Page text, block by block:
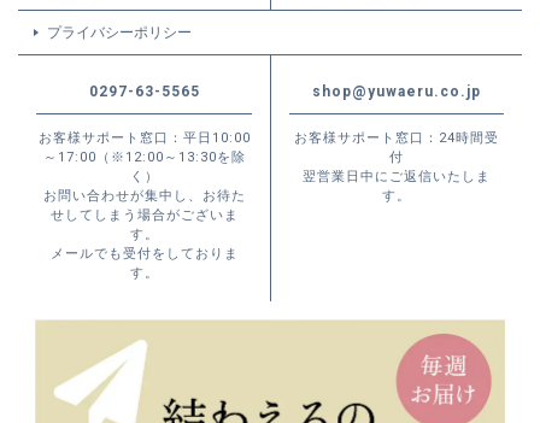
プライバシーポリシー
0297-63-5565
お客様サポート窓口：平日10:00
～17:00（※12:00～13:30を除
く）
お問い合わせが集中し、お待た
せしてしまう場合がございま
す。
メールでも受付をしておりま
す。
shop@yuwaeru.co.jp
お客様サポート窓口：24時間受
付
翌営業日中にご返信いたしま
す。